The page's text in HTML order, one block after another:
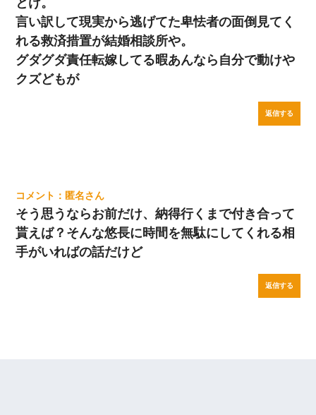
とけ。
言い訳して現実から逃げてた卑怯者の面倒見てく
れる救済措置が結婚相談所や。
グダグダ責任転嫁してる暇あんなら自分で動けや
クズどもが
返信する
匿名
そう思うならお前だけ、納得行くまで付き合って
貰えば？そんな悠長に時間を無駄にしてくれる相
手がいればの話だけど
返信する